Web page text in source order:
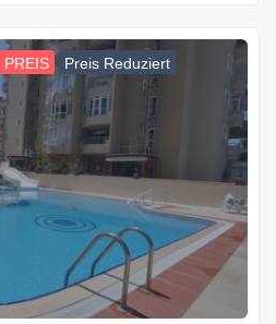
PREIS Preis Reduziert